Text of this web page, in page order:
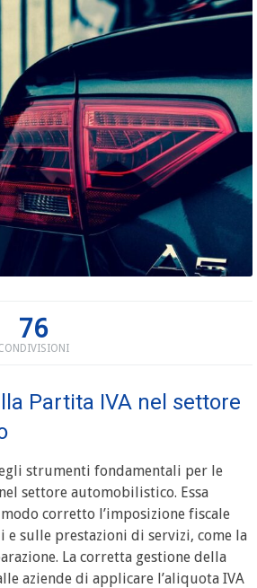
76
Partita IVA nel settore
strumenti fondamentali per le
settore automobilistico. Essa
corretto l’imposizione fiscale
e sulle prestazioni di servizi, come la
La corretta gestione della
aziende di applicare l’aliquota IVA